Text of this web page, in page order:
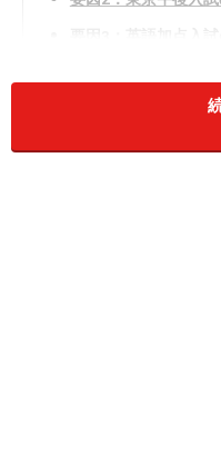
要因5：中国籍教育